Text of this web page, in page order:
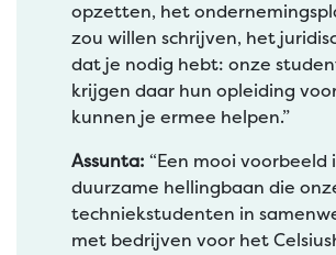
opzetten, het
zou willen schrijven, het
dat je nodig hebt: onze
krijgen daar hun opleiding
kunnen je ermee helpen.”
Assunta: “Een mooi voorbeeld
duurzame hellingbaan die
techniekstudenten in
met bedrijven voor het